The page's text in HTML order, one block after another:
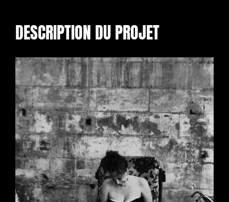
DESCRIPTION DU PROJET